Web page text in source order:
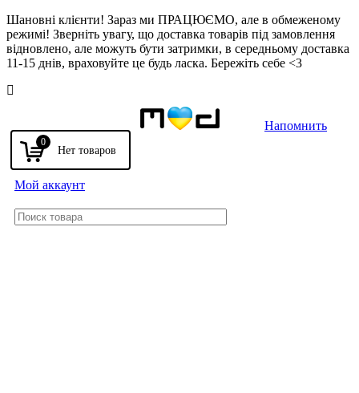
Шановні клієнти! Зараз ми ПРАЦЮЄМО, але в обмеженому
режимі! Зверніть увагу, що доставка товарів під замовлення
відновлено, але можуть бути затримки, в середньому доставка
11-15 днів, враховуйте це будь ласка. Бережіть себе <3
0
Мой аккаунт
Напомнить